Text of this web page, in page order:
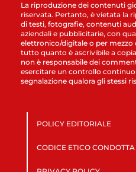
La riproduzione dei contenuti
riservata. Pertanto, è vietata la
di testi, fotografie, contenuti
aziendali e pubblicitarie, con
elettronico/digitale o per mezzo
tutto quanto è ascrivibile a
non è responsabile dei
esercitare un controllo
segnalazione qualora gli stessi
POLICY EDITORIALE
CODICE ETICO CONDOTTA